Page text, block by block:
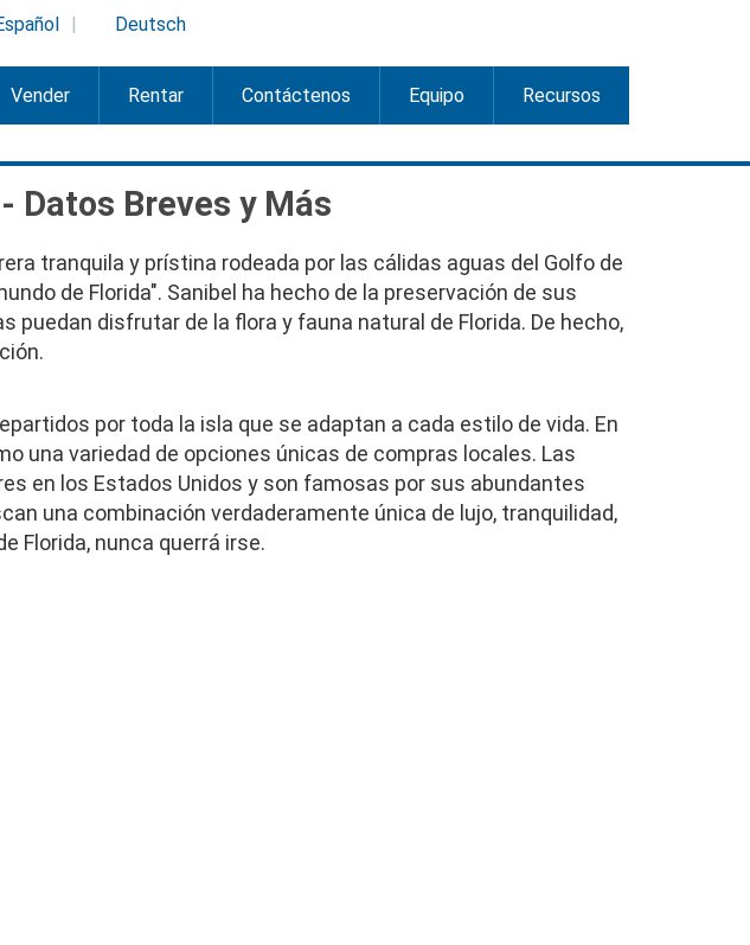
Deutsch
Vender Rentar Contáctenos Equipo Recursos
Datos Breves y Más
tranquila y prístina rodeada por las cálidas aguas del Golfo de
de Florida". Sanibel ha hecho de la preservación de sus
disfrutar de la flora y fauna natural de Florida. De hecho,
por toda la isla que se adaptan a cada estilo de vida. En
una variedad de opciones únicas de compras locales. Las
en los Estados Unidos y son famosas por sus abundantes
una combinación verdaderamente única de lujo, tranquilidad,
Florida, nunca querrá irse.